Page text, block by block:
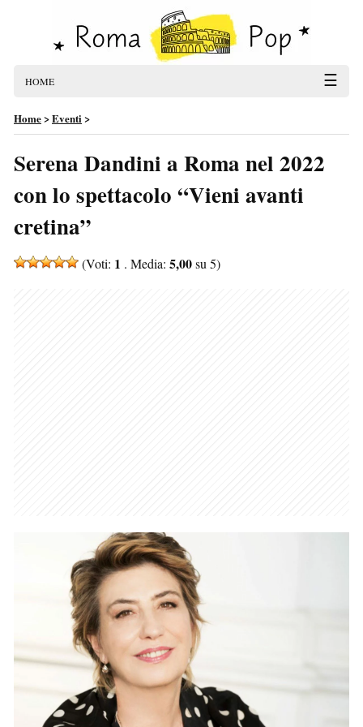
HOME ☰
Home>Eventi>
Serena Dandini a Roma nel 2022
con lo spettacolo “Vieni avanti
cretina”
(Voti: 1 . Media: 5,00su 5)